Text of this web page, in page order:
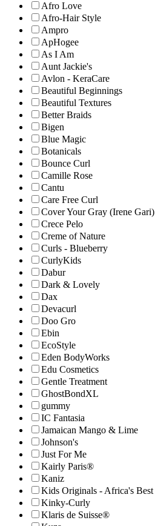
Afro Love
Afro-Hair Style
Ampro
ApHogee
As I Am
Aunt Jackie's
Avlon - KeraCare
Beautiful Beginnings
Beautiful Textures
Better Braids
Bigen
Blue Magic
Botanicals
Bounce Curl
Camille Rose
Cantu
Care Free Curl
Cover Your Gray (Irene Gari)
Crece Pelo
Creme of Nature
Curls - Blueberry
CurlyKids
Dabur
Dark & Lovely
Dax
Devacurl
Doo Gro
Ebin
EcoStyle
Eden BodyWorks
Edu Cosmetics
Gentle Treatment
GhostBondXL
gummy
IC Fantasia
Jamaican Mango & Lime
Johnson's
Just For Me
Kairly Paris®
Kaniz
Kids Originals - Africa's Best
Kinky-Curly
Klaris de Suisse®